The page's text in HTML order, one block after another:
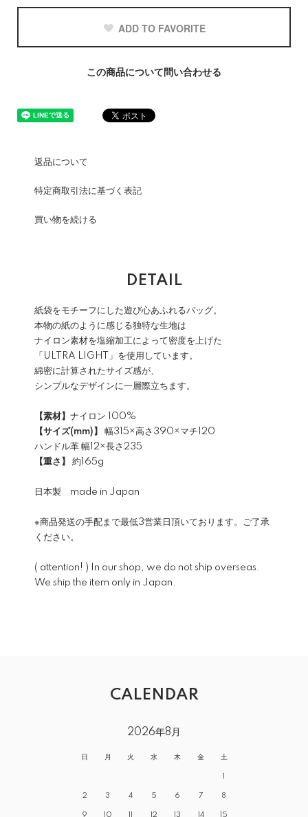
ADD TO FAVORITE
この商品について問い合わせる
返品について
特定商取引法に基づく表記
買い物を続ける
DETAIL
紙袋をモチーフにした遊び心あふれるバッグ。
本物の紙のように感じる独特な生地は
ナイロン素材を塩縮加工によって密度を上げた
「ULTRA LIGHT」を使用しています。
綿密に計算されたサイズ感が、
シンプルなデザインに一層際立ちます。
【素材】 ナイロン 100%
【サイズ(mm)】
幅315×高さ390×マチ120
ハンドル革 幅12×長さ235
【重さ】
約165g
日本製 made in Japan
※商品発送の手配まで最低3営業日頂いております。ご了承
ください。
( attention! ) In our shop, we do not ship overseas.
We ship the item only in Japan.
CALENDAR
2026年8月
日 月 火 水 木 金 土
1
2 3 4 5 6 7 8
9 10 11 12 13 14 15